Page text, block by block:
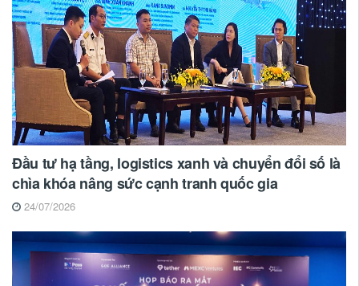
Đầu tư hạ tầng, logistics xanh và chuyển đổi số là
chìa khóa nâng sức cạnh tranh quốc gia
24/07/2026